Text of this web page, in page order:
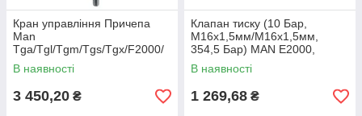
Кран управління Причепа
Man
Tga/Tgl/Tgm/Tgs/Tgx/F2000/
M2000/L2000/F90/M90/G90
В наявності
3 450,20 ₴
Клапан тиску (10 Бар,
M16x1,5мм/M16x1,5мм,
354,5 Бар) MAN E2000,
F2000, F90, L2000, M 2000 L,
M 2000 M, TGA, TGL I, TGM I,
TGS ...
В наявності
1 269,68 ₴